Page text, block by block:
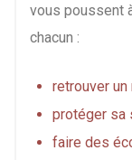
vous poussent
chacun :
retrouver
protéger sa
faire des